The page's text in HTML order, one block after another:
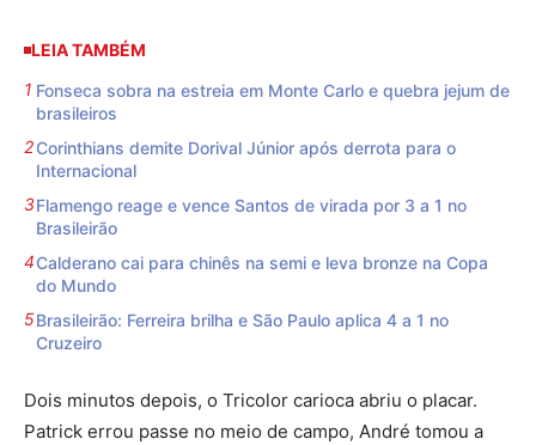
LEIA TAMBÉM
Fonseca sobra na estreia em Monte Carlo e quebra jejum de
brasileiros
Corinthians demite Dorival Júnior após derrota para o
Internacional
Flamengo reage e vence Santos de virada por 3 a 1 no
Brasileirão
Calderano cai para chinês na semi e leva bronze na Copa
do Mundo
Brasileirão: Ferreira brilha e São Paulo aplica 4 a 1 no
Cruzeiro
Dois minutos depois, o Tricolor carioca abriu o placar.
Patrick errou passe no meio de campo, André tomou a